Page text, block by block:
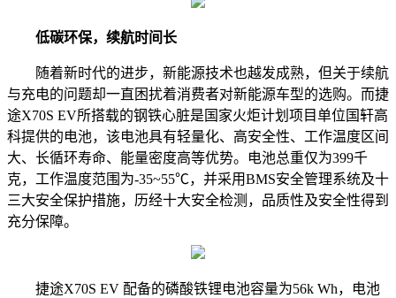
低碳环保，续航时间长
随着新时代的进步，新能源技术也越发成熟，但关于续航
与充电的问题却一直困扰着消费者对新能源车型的选购。而捷
途X70S EV所搭载的钢铁心脏是国家火炬计划项目单位国轩高
科提供的电池，该电池具有轻量化、高安全性、工作温度区间
大、长循环寿命、能量密度高等优势。电池总重仅为399千
克，工作温度范围为-35~55℃，并采用BMS安全管理系统及十
三大安全保护措施，历经十大安全检测，品质性及安全性得到
充分保障。
捷途X70S EV 配备的磷酸铁锂电池容量为56k Wh，电池